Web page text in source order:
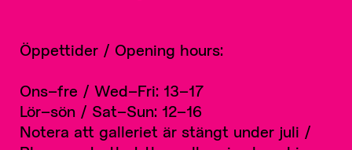
Öppettider / Opening hours:
Ons–fre / Wed–Fri: 13–17
Lör–sön / Sat–Sun: 12–16
Notera att galleriet är stängt under juli /